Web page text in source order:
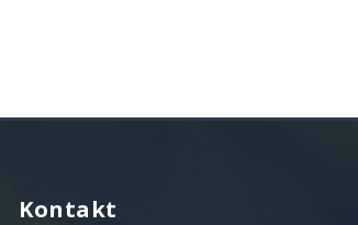
Kontakt